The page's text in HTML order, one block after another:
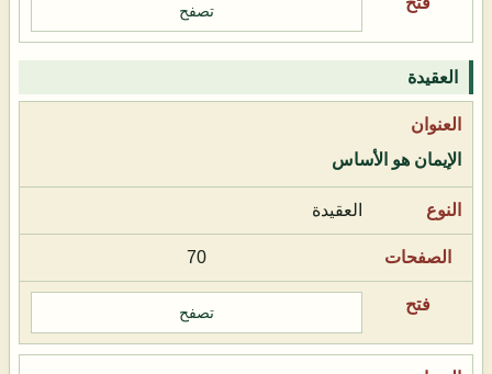
تصفح
العقيدة
الإيمان هو الأساس
العقيدة
70
تصفح